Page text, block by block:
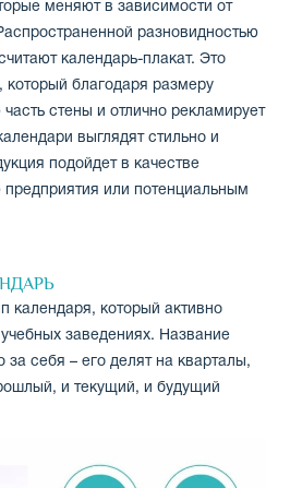
меняют в зависимости от
разновидностью
календарь-плакат. Это
который благодаря размеру
стены и отлично рекламирует
выглядят стильно и
подойдет в качестве
предприятия или потенциальным
календаря, который активно
заведениях. Название
за себя – его делят на кварталы,
и текущий, и будущий